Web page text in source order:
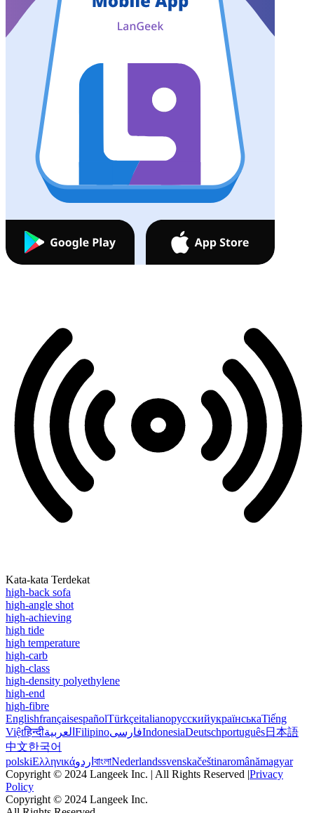
Kata-kata Terdekat
high-back sofa
high-angle shot
high-achieving
high tide
high temperature
high-carb
high-class
high-density polyethylene
high-end
high-fibre
EnglishfrançaisespañolTürkçeitalianoрусскийукраїнськаTiếng
Việtहिन्दीالعربية FilipinoفارسیIndonesiaDeutschportuguês日本語
中文한국어
polskiΕλληνικάاردو বাংলাNederlandssvenskačeštinaromânămagyar
Copyright © 2024 Langeek Inc. | All Rights Reserved |Privacy
Policy
Copyright © 2024 Langeek Inc.